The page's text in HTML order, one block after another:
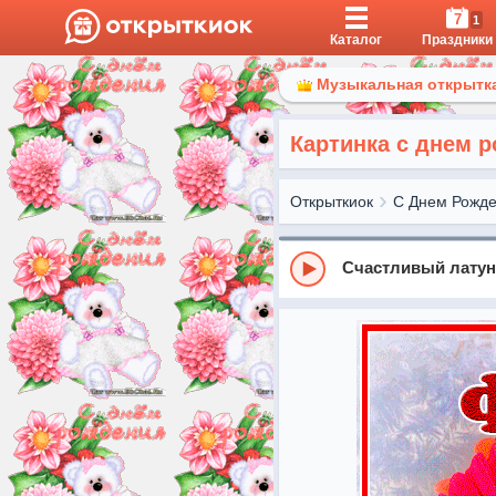
Каталог
7 1
Праздники
Музыкальная
Картинка с днем
Открыткиок С Днем
Счастливый